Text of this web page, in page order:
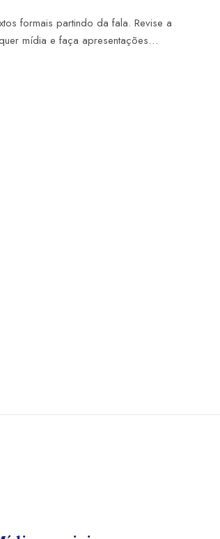
formais partindo da fala. Revise a
mídia e faça apresentações…